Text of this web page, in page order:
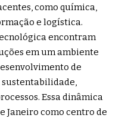
como química,
e logística.
encontram
em um ambiente
de
sustentabilidade,
Essa dinâmica
Janeiro como centro de